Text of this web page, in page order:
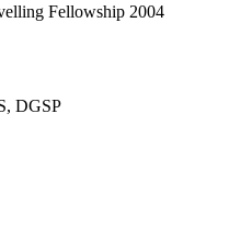
Fellowship 2004
DGSP